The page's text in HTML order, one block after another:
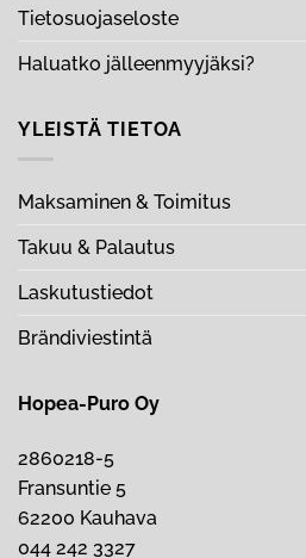
Tietosuojaseloste
Haluatko jälleenmyyjäksi?
YLEISTÄ TIETOA
Maksaminen & Toimitus
Takuu & Palautus
Laskutustiedot
Brändiviestintä
Hopea-Puro Oy
2860218-5
Fransuntie 5
62200 Kauhava
044 242 3327